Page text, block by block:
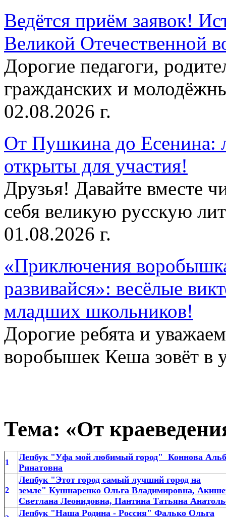
Ведётся приём заявок!
Великой Отечественной
Дорогие педагоги,
гражданских и
02.08.2026 г.
От Пушкина до Есенина:
открыты для участия!
Друзья! Давайте вместе
себя великую русскую
01.08.2026 г.
«Приключения
развивайся»: весёлые
младших школьников!
Дорогие ребята и
воробышек Кеша зовёт в
Тема: «От
1
Лепбук "Уфа мой любимый город" Коннова
Ринатовна
2
Лепбук "Этот город самый лучший город на
земле" Кушнаренко Ольга Владимировна,
Светлана Леонидовна, Пантина Татьяна
Лепбук "Наша Родина - Россия" Фалько Ольга